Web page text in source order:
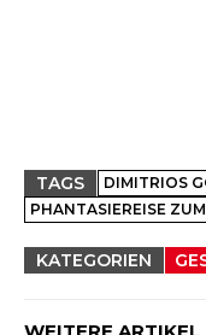
TAGS DIMITRIOS
PHANTASIEREISE
KATEGORIEN